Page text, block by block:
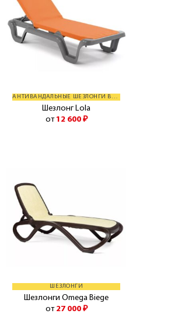
АНТИВАНДАЛЬНЫЕ ШЕЗЛОНГИ BALLIU
Шезлонг Lola
от 12 600 ₽
ШЕЗЛОНГИ
Шезлонги Omega Biege
от 27 000 ₽